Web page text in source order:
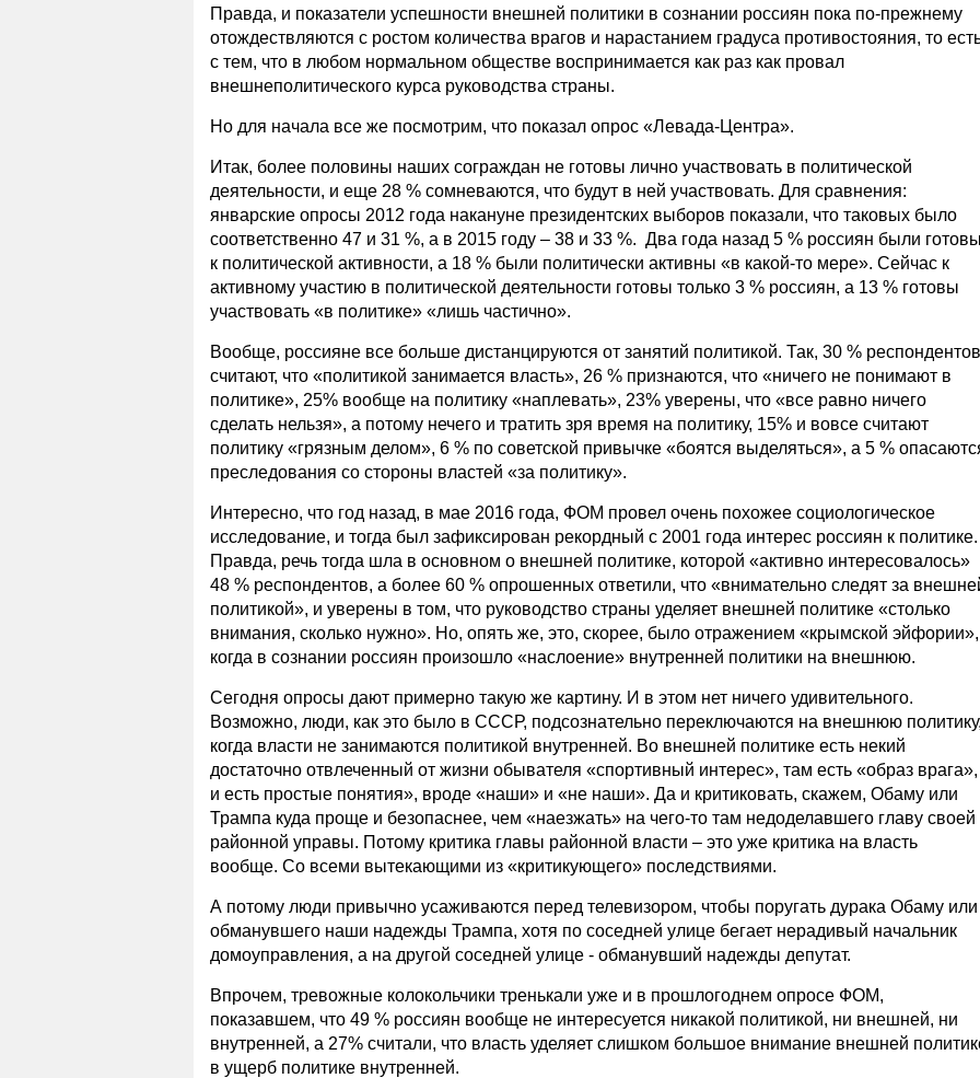
Правда, и показатели успешности внешней политики в сознании россиян пока по-прежнему
отождествляются с ростом количества врагов и нарастанием градуса противостояния, то
с тем, что в любом нормальном обществе воспринимается как раз как провал
внешнеполитического курса руководства страны.
Но для начала все же посмотрим, что показал опрос «Левада-Центра».
Итак, более половины наших сограждан не готовы лично участвовать в политической
деятельности, и еще 28 % сомневаются, что будут в ней участвовать. Для сравнения:
январские опросы 2012 года накануне президентских выборов показали, что таковых было
соответственно 47 и 31 %, а в 2015 году – 38 и 33 %. Два года назад 5 % россиян были
к политической активности, а 18 % были политически активны «в какой-то мере». Сейчас к
активному участию в политической деятельности готовы только 3 % россиян, а 13 % готовы
участвовать «в политике» «лишь частично».
Вообще, россияне все больше дистанцируются от занятий политикой. Так, 30 % респондентов
считают, что «политикой занимается власть», 26 % признаются, что «ничего не понимают в
политике», 25% вообще на политику «наплевать», 23% уверены, что «все равно ничего
сделать нельзя», а потому нечего и тратить зря время на политику, 15% и вовсе считают
политику «грязным делом», 6 % по советской привычке «боятся выделяться», а 5 %
преследования со стороны властей «за политику».
Интересно, что год назад, в мае 2016 года, ФОМ провел очень похожее социологическое
исследование, и тогда был зафиксирован рекордный с 2001 года интерес россиян к политике.
Правда, речь тогда шла в основном о внешней политике, которой «активно интересовалось»
48 % респондентов, а более 60 % опрошенных ответили, что «внимательно следят за
политикой», и уверены в том, что руководство страны уделяет внешней политике «столько
внимания, сколько нужно». Но, опять же, это, скорее, было отражением «крымской эйфории»,
когда в сознании россиян произошло «наслоение» внутренней политики на внешнюю.
Сегодня опросы дают примерно такую же картину. И в этом нет ничего удивительного.
Возможно, люди, как это было в СССР, подсознательно переключаются на внешнюю
когда власти не занимаются политикой внутренней. Во внешней политике есть некий
достаточно отвлеченный от жизни обывателя «спортивный интерес», там есть «образ врага»,
и есть простые понятия», вроде «наши» и «не наши». Да и критиковать, скажем, Обаму или
Трампа куда проще и безопаснее, чем «наезжать» на чего-то там недоделавшего главу своей
районной управы. Потому критика главы районной власти – это уже критика на власть
вообще. Со всеми вытекающими из «критикующего» последствиями.
А потому люди привычно усаживаются перед телевизором, чтобы поругать дурака Обаму или
обманувшего наши надежды Трампа, хотя по соседней улице бегает нерадивый начальник
домоуправления, а на другой соседней улице - обманувший надежды депутат.
Впрочем, тревожные колокольчики тренькали уже и в прошлогоднем опросе ФОМ,
показавшем, что 49 % россиян вообще не интересуется никакой политикой, ни внешней, ни
внутренней, а 27% считали, что власть уделяет слишком большое внимание внешней
в ущерб политике внутренней.